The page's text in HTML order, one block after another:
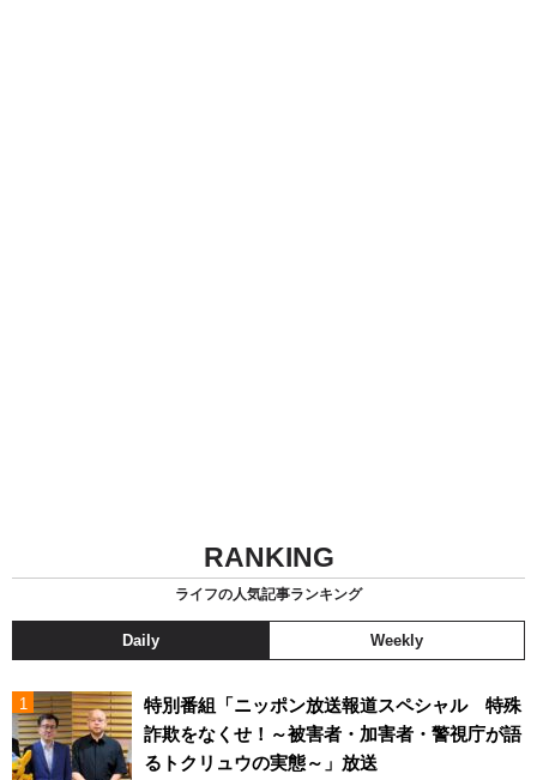
RANKING
ライフの人気記事ランキング
Daily Weekly
特別番組「ニッポン放送報道スペシャル 特殊
詐欺をなくせ！～被害者・加害者・警視庁が語
るトクリュウの実態～」放送